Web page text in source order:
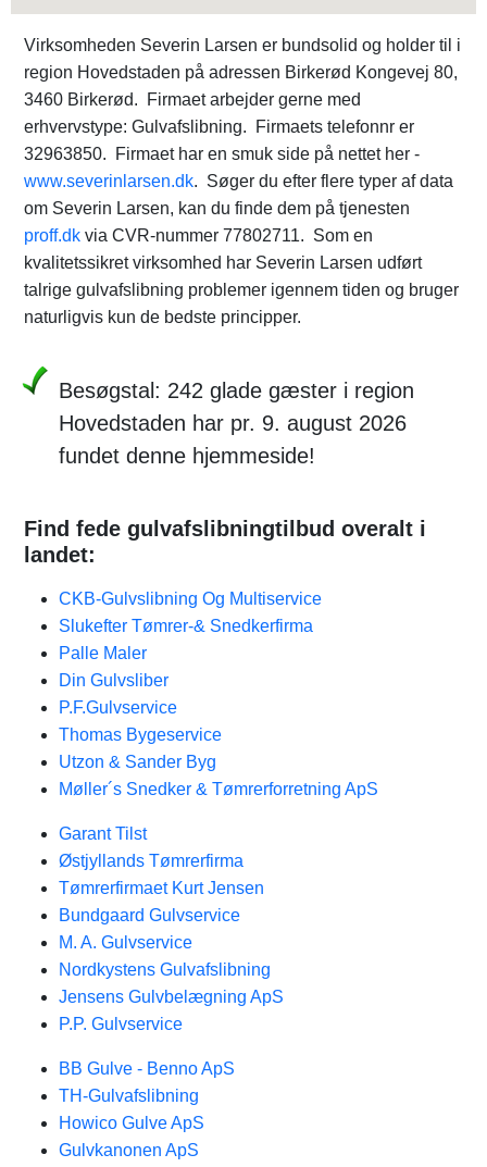
Virksomheden Severin Larsen er bundsolid og holder til i
region Hovedstaden på adressen Birkerød Kongevej 80,
3460 Birkerød. Firmaet arbejder gerne med
erhvervstype: Gulvafslibning. Firmaets telefonnr er
32963850. Firmaet har en smuk side på nettet her -
www.severinlarsen.dk. Søger du efter flere typer af data
om Severin Larsen, kan du finde dem på tjenesten
proff.dk via CVR-nummer 77802711. Som en
kvalitetssikret virksomhed har Severin Larsen udført
talrige gulvafslibning problemer igennem tiden og bruger
naturligvis kun de bedste principper.
Besøgstal: 242 glade gæster i region
Hovedstaden har pr. 9. august 2026
fundet denne hjemmeside!
Find fede gulvafslibningtilbud overalt i
landet:
CKB-Gulvslibning Og Multiservice
Slukefter Tømrer-& Snedkerfirma
Palle Maler
Din Gulvsliber
P.F.Gulvservice
Thomas Bygeservice
Utzon & Sander Byg
Møller´s Snedker & Tømrerforretning ApS
Garant Tilst
Østjyllands Tømrerfirma
Tømrerfirmaet Kurt Jensen
Bundgaard Gulvservice
M. A. Gulvservice
Nordkystens Gulvafslibning
Jensens Gulvbelægning ApS
P.P. Gulvservice
BB Gulve - Benno ApS
TH-Gulvafslibning
Howico Gulve ApS
Gulvkanonen ApS